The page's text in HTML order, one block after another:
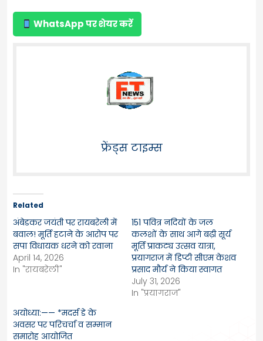
WhatsApp पर शेयर करें
फ्रेंड्स टाइम्स
Related
अंबेडकर जयंती पर रायबरेली में
बवाल! मूर्ति हटाने के आरोप पर
सपा विधायक धरने को रवाना
April 14, 2026
In "रायबरेली"
151 पवित्र नदियों के जल
कलशों के साथ आगे बढ़ी सूर्य
मूर्ति प्राकट्य उत्सव यात्रा,
प्रयागराज में डिप्टी सीएम केशव
प्रसाद मौर्य ने किया स्वागत
July 31, 2026
In "प्रयागराज"
अयोध्या:—— *मदर्स डे के
अवसर पर परिचर्चा व सम्मान
समारोह आयोजित